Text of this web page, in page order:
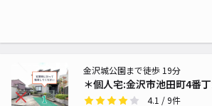
＊個人宅:金沢市池田町4番
金沢城公園まで徒歩 19分
4.1 / 9件